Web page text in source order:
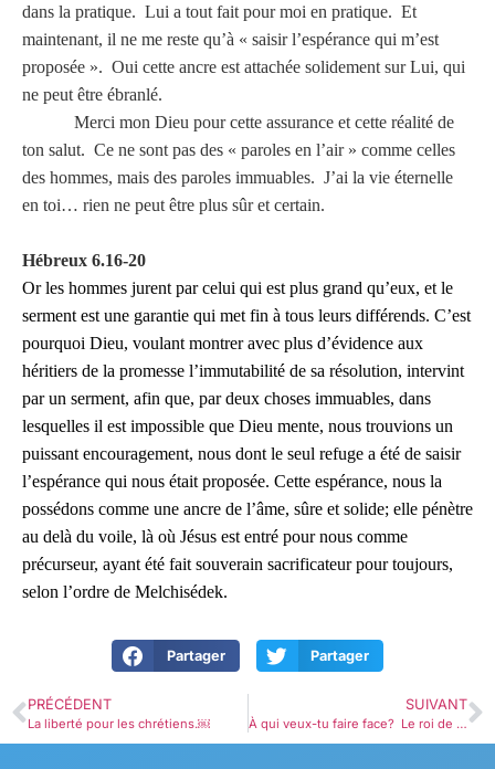
dans la pratique. Lui a tout fait pour moi en pratique. Et
maintenant, il ne me reste qu’à « saisir l’espérance qui m’est
proposée ». Oui cette ancre est attachée solidement sur Lui, qui
ne peut être ébranlé.
Merci mon Dieu pour cette assurance et cette réalité de
ton salut. Ce ne sont pas des « paroles en l’air » comme celles
des hommes, mais des paroles immuables. J’ai la vie éternelle
en toi… rien ne peut être plus sûr et certain.
Hébreux 6.16-20
Or les hommes jurent par celui qui est plus grand qu’eux, et le
serment est une garantie qui met fin à tous leurs différends. C’est
pourquoi Dieu, voulant montrer avec plus d’évidence aux
héritiers de la promesse l’immutabilité de sa résolution, intervint
par un serment, afin que, par deux choses immuables, dans
lesquelles il est impossible que Dieu mente, nous trouvions un
puissant encouragement, nous dont le seul refuge a été de saisir
l’espérance qui nous était proposée. Cette espérance, nous la
possédons comme une ancre de l’âme, sûre et solide; elle pénètre
au delà du voile, là où Jésus est entré pour nous comme
précurseur, ayant été fait souverain sacrificateur pour toujours,
selon l’ordre de Melchisédek.
Partager Partager
PRÉCÉDENT
La liberté pour les chrétiens.￼
SUIVANT
À qui veux-tu faire face? Le roi de Justice ou le roi de Paix! Hébreux 7:1-10￼